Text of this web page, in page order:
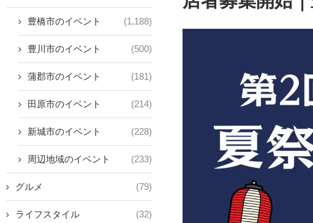
豊橋市のイベント (1,188)
豊川市のイベント (500)
蒲郡市のイベント (181)
田原市のイベント (214)
新城市のイベント (228)
周辺地域のイベント (233)
グルメ (79)
ライフスタイル (32)